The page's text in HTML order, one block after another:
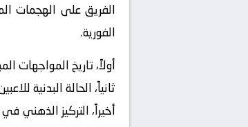
الفريق على الهجمات
الفورية.
أولاً، تاريخ المواجهات
ثانياً، الحالة البدنية
أخيراً، التركيز الذهني